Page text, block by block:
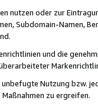
nutzen oder zur
Subdomain-Namen,
und die
Nutzung bzw.
zu ergreifen.